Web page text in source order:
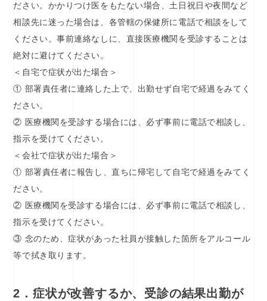
ださい。かかりつけ医をもたない場合、土日祝日や夜間など
相談先に迷った場合は、各管轄の保健所に電話で相談をして
ください。事前連絡なしに、直接医療機関を受診することは
絶対に避けてください。
＜自宅で症状が出た場合＞
① 部署責任者に連絡した上で、出勤せず自宅で経過をみてく
ださい。
② 医療機関を受診する場合には、必ず事前に電話で相談し、
指示を受けてください。
＜会社で症状が出た場合＞
① 部署責任者に報告し、直ちに帰宅して自宅で経過をみてく
ださい。
② 医療機関を受診する場合には、必ず事前に電話で相談し、
指示を受けてください。
③ 念のため、症状があった社員が接触した箇所をアルコール
等で拭き取ります。
2．症状が改善するか、受診の結果出勤が